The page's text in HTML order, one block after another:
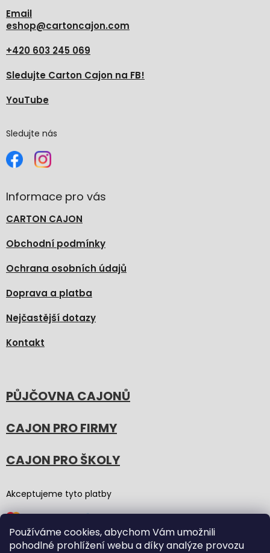
Používáme cookies, abychom Vám umožnili
pohodlné prohlížení webu a díky analýze provozu
u
Email
eshop@cartoncajon.com
+420 603 245 069
Sledujte Carton Cajon na FB!
YouTube
Sledujte nás
Informace pro vás
CARTON CAJON
Obchodní podmínky
Ochrana osobních údajů
Doprava a platba
Nejčastější dotazy
Kontakt
PŮJČOVNA CAJONŮ
CAJON PRO FIRMY
CAJON PRO ŠKOLY
Akceptujeme tyto platby